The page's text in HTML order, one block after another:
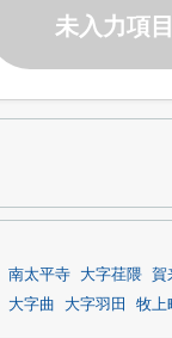
未入力項
南太平寺 大字荏隈 賀
大字曲 大字羽田 牧上